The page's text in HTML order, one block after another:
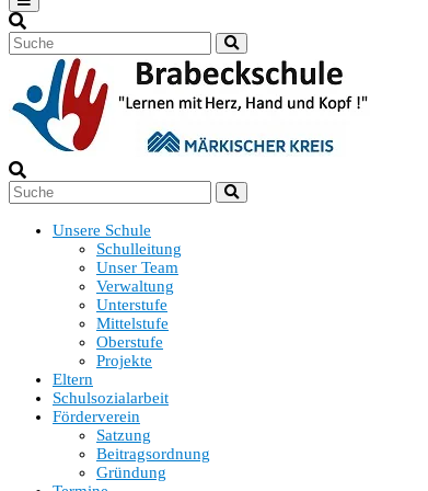
Unsere Schule
Schulleitung
Unser Team
Verwaltung
Unterstufe
Mittelstufe
Oberstufe
Projekte
Eltern
Schulsozialarbeit
Förderverein
Satzung
Beitragsordnung
Gründung